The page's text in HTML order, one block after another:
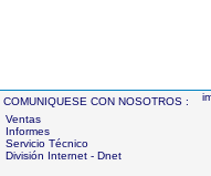
COMUNIQUESE CON NOSOTROS :
Ventas
Informes
Servicio Técnico
División Internet - Dnet